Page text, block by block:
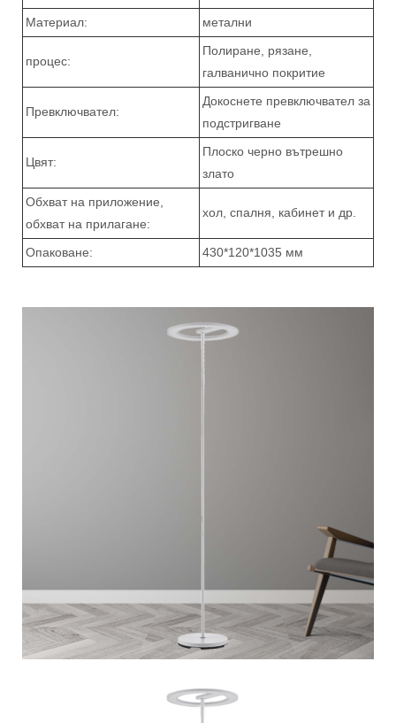
Материал: метални
процес:
Полиране, рязане,
галванично покритие
Превключвател:
Докоснете превключвател за
подстригване
Цвят:
Плоско черно вътрешно
злато
Обхват на приложение,
обхват на прилагане:
хол, спалня, кабинет и др.
Опаковане: 430*120*1035 мм